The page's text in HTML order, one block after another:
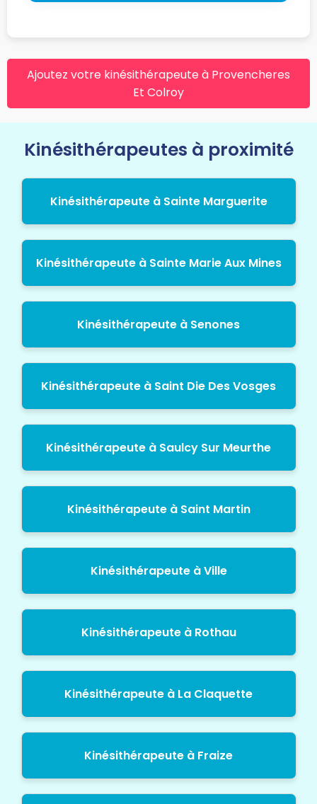
Ajoutez votre kinésithérapeute à Provencheres
Et Colroy
Kinésithérapeutes à proximité
Kinésithérapeute à Sainte Marguerite
Kinésithérapeute à Sainte Marie Aux Mines
Kinésithérapeute à Senones
Kinésithérapeute à Saint Die Des Vosges
Kinésithérapeute à Saulcy Sur Meurthe
Kinésithérapeute à Saint Martin
Kinésithérapeute à Ville
Kinésithérapeute à Rothau
Kinésithérapeute à La Claquette
Kinésithérapeute à Fraize